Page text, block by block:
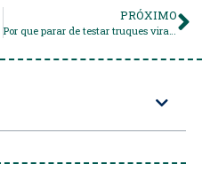
PRÓXIMO
Por que parar de testar truques virais de limpeza